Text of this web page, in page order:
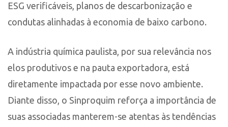
ESG verificáveis, planos de descarbonização e
condutas alinhadas à economia de baixo carbono.
A indústria química paulista, por sua relevância nos
elos produtivos e na pauta exportadora, está
diretamente impactada por esse novo ambiente.
Diante disso, o Sinproquim reforça a importância de
suas associadas manterem-se atentas às tendências